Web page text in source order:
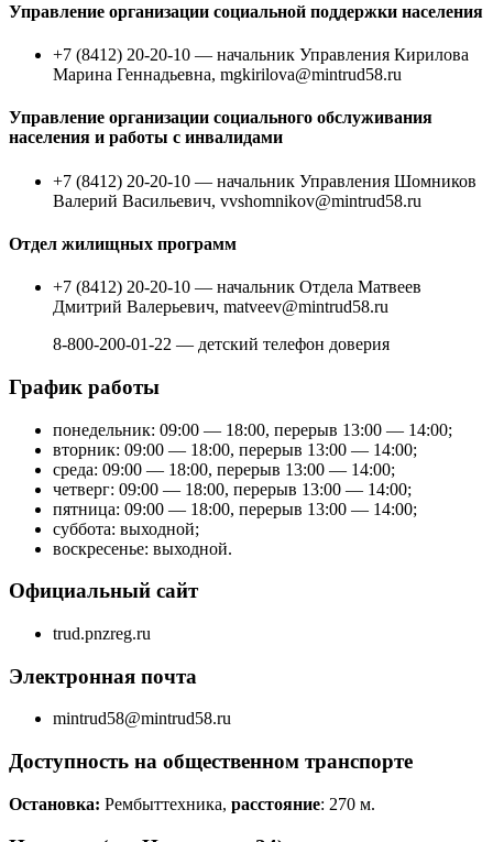
Управление организации социальной поддержки населения
+7 (8412) 20-20-10 — начальник Управления Кирилова
Марина Геннадьевна, mgkirilova@mintrud58.ru
Управление организации социального обслуживания
населения и работы с инвалидами
+7 (8412) 20-20-10 — начальник Управления Шомников
Валерий Васильевич, vvshomnikov@mintrud58.ru
Отдел жилищных программ
+7 (8412) 20-20-10 — начальник Отдела Матвеев
Дмитрий Валерьевич, matveev@mintrud58.ru
8-800-200-01-22 — детский телефон доверия
График работы
понедельник: 09:00 — 18:00, перерыв 13:00 — 14:00;
вторник: 09:00 — 18:00, перерыв 13:00 — 14:00;
среда: 09:00 — 18:00, перерыв 13:00 — 14:00;
четверг: 09:00 — 18:00, перерыв 13:00 — 14:00;
пятница: 09:00 — 18:00, перерыв 13:00 — 14:00;
суббота: выходной;
воскресенье: выходной.
Официальный сайт
trud.pnzreg.ru
Электронная почта
mintrud58@mintrud58.ru
Доступность на общественном транспорте
Остановка: Рембыттехника, расстояние: 270 м.